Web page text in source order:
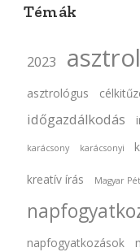
Témák
2023
asztrológus
időgazdálkodás
karácsony karácsonyi
kreatív írás Magyar
napfogyatkozások